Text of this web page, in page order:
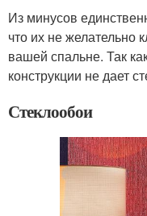
Из минусов
что их не желательно
вашей спальне. Так
конструкции не дает
Стеклообои